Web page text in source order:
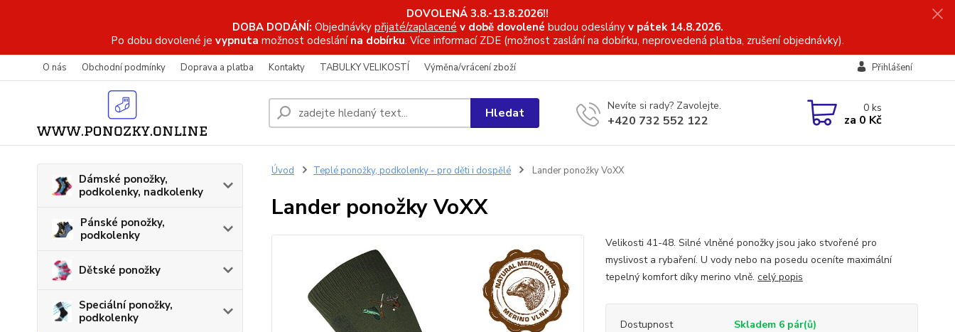
DOVOLENÁ 3.8.-13.8.2026!!
DOBA DODÁNÍ: Objednávky přijaté/zaplacené v době dovolené budou odeslány v pátek 14.8.2026.
Po dobu dovolené je vypnuta možnost odeslání na dobírku. Více informací ZDE (možnost zaslání na dobírku, neprovedená platba, zrušení objednávky).
O nás Obchodní podmínky Doprava a platba Kontakty TABULKY VELIKOSTÍ Výměna/vrácení zboží Přihlášení
Hledat Nevíte si rady? Zavolejte.
+420 732 552 122
0ks
za 0 Kč
Dámské ponožky,
podkolenky, nadkolenky
Pánské ponožky,
podkolenky
Dětské ponožky
Speciální ponožky,
podkolenky
Úvod Teplé ponožky, podkolenky - pro děti i dospělé Lander ponožky VoXX
Lander ponožky VoXX
Velikosti 41-48. Silné vlněné ponožky jsou jako stvořené pro
myslivost a rybaření. U vody nebo na posedu oceníte maximální
tepelný komfort díky merino vlně. celý popis
Dostupnost
Skladem 6 pár(ů)